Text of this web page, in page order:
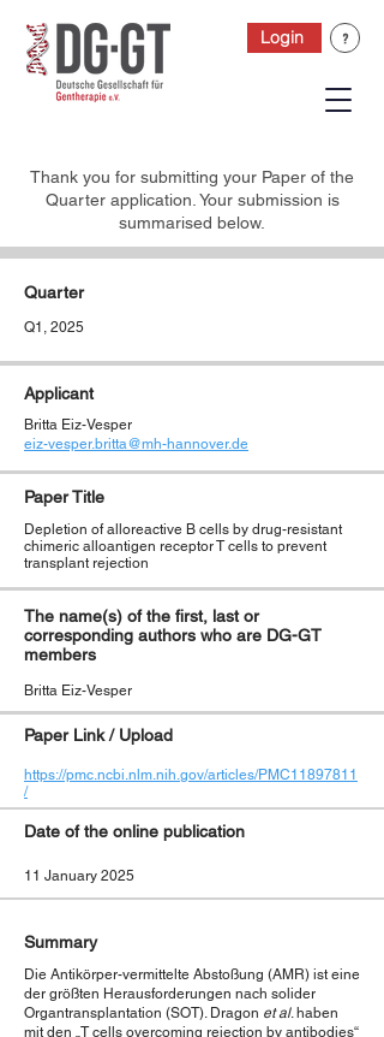
Login
Thank you for submitting your Paper of the
Quarter application. Your submission is
summarised below.
Quarter
Q1, 2025
Applicant
Britta Eiz-Vesper
eiz-vesper.britta@mh-hannover.de
Paper Title
Depletion of alloreactive B cells by drug-resistant
chimeric alloantigen receptor T cells to prevent
transplant rejection
The name(s) of the first, last or
corresponding authors who are DG-GT
members
Britta Eiz-Vesper
Paper Link / Upload
https://pmc.ncbi.nlm.nih.gov/articles/PMC11897811
/
Date of the online publication
11 January 2025
Summary
Die Antikörper-vermittelte Abstoßung (AMR) ist eine
der größten Herausforderungen nach solider
Organtransplantation (SOT). Dragon et al. haben
mit den „T cells overcoming rejection by antibodies“